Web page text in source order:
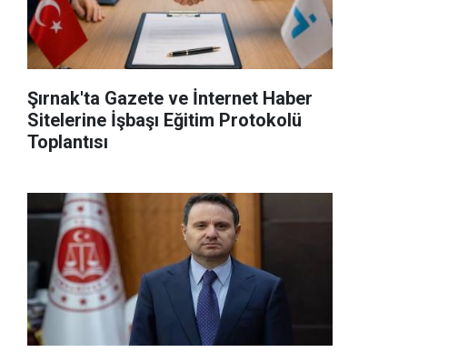
Şırnak'ta Gazete ve İnternet Haber
Sitelerine İşbaşı Eğitim Protokolü
Toplantısı